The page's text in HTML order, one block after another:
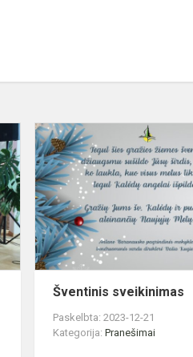
Atminimo
vakaras
Šventinis sveikinimas
Paskelbta: 2023-12-21
Kategorija:Pranešimai